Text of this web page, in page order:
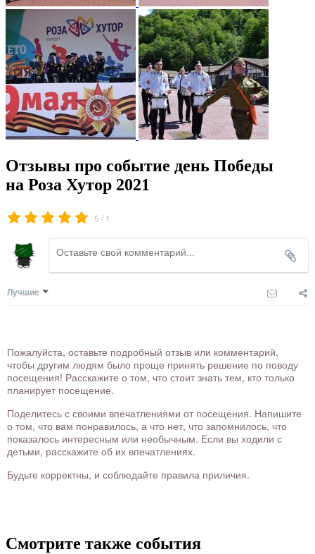
Отзывы про событие день Победы
на Роза Хутор 2021
5 / 1
Лучшие
Пожалуйста, оставьте подробный отзыв или комментарий,
чтобы другим людям было проще принять решение по поводу
посещения! Расскажите о том, что стоит знать тем, кто только
планирует посещение.
Поделитесь с своими впечатлениями от посещения. Напишите
о том, что вам понравилось, а что нет, что запомнилось, что
показалось интересным или необычным. Если вы ходили с
детьми, расскажите об их впечатлениях.
Будьте корректны, и соблюдайте правила приличия.
Смотрите также события